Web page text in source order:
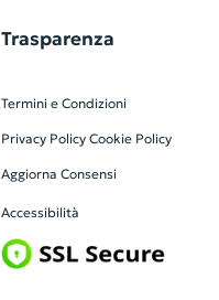
Trasparenza
Termini e Condizioni
Privacy Policy Cookie Policy
Aggiorna Consensi
Accessibilità